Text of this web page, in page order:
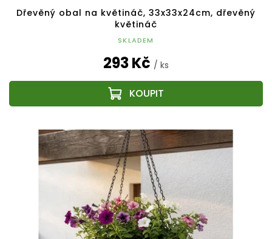
Dřevěný obal na květináč, 33x33x24cm, dřevěný
květináč
SKLADEM
293 Kč / ks